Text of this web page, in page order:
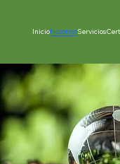
InicioNosotrosServicios